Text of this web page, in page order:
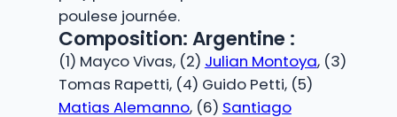
poulese journée.
Composition: Argentine :
(1) Mayco Vivas, (2) Julian Montoya, (3)
Tomas Rapetti, (4) Guido Petti, (5)
Matias Alemanno, (6) Santiago